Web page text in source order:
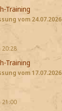
Training
vom 24.07.2026
20:28
Training
vom 17.07.2026
21:00